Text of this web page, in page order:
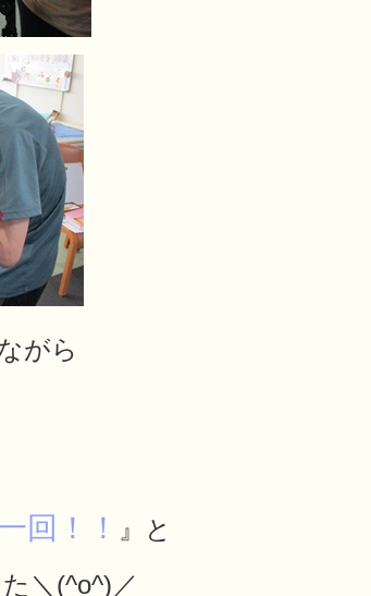
がら
回！！
』と
＼(^o^)／